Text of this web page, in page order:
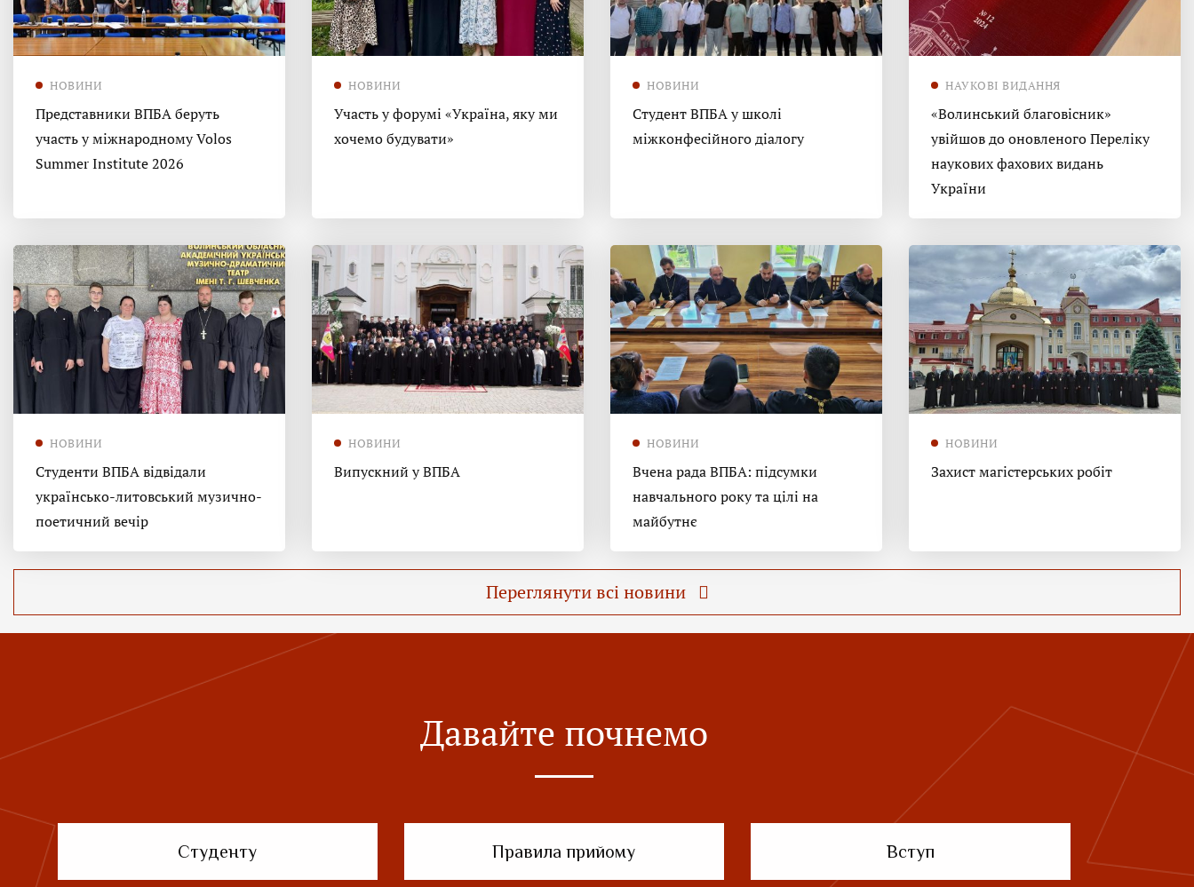
НОВИНИ
Представники ВПБА беруть
участь у міжнародному Volos
Summer Institute 2026
НОВИНИ
Участь у форумі «Україна, яку ми
хочемо будувати»
НОВИНИ
Студент ВПБА у школі
міжконфесійного діалогу
НАУКОВІ ВИДАННЯ
«Волинський благовісник»
увійшов до оновленого Переліку
наукових фахових видань
України
НОВИНИ
Студенти ВПБА відвідали
українсько-литовський музично-
поетичний вечір
НОВИНИ
Випускний у ВПБА
НОВИНИ
Вчена рада ВПБА: підсумки
навчального року та цілі на
майбутнє
НОВИНИ
Захист магістерських робіт
Переглянути всі новини
Давайте почнемо
Студенту Правила прийому Вступ